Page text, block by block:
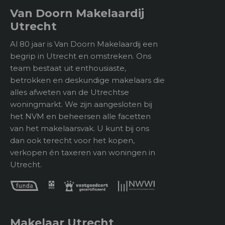
het balkon. Hier geniet je van een prachtig uitzicht
over de groene omgeving en de royale achtertuin,
waardoor de unieke ligging van de woning ook op
deze verdieping direct voelbaar is.
De verzorgde badkamer is voorzien van een douche,
toilet, wastafel en designradiator.
Tweede verdieping:
De tweede verdieping biedt verrassend veel extra
mogelijkheden. Hier bevinden zich een slaapkamer
en een royale hobbyruimte, die zich uitstekend lenen
voor uiteenlopende doeleinden, zoals een
werkruimte, atelier, sportruimte of logeerkamer.
Daarnaast is aan weerszijden volop praktische
bergruimte aanwezig achter de knieschotten, ideaal
andere zaken die je uit het zicht wilt bewaren.
Bergruimte
Soort
Aangebouwd steen
Voorzieningen Voorzien van elektra
Ligging
Parkeer faciliteiten
Op eigen terrein
Ligging
Onderhoud waardering
Van Doorn Makelaardij
Utrecht
Al 80 jaar is Van Doorn Makelaardij een
begrip in Utrecht en omstreken. Ons
team bestaat uit enthousiaste,
betrokken en deskundige makelaars die
alles afweten van de Utrechtse
woningmarkt. We zijn aangesloten bij
het NVM en beheersen alle facetten
van het makelaarsvak. U kunt bij ons
dan ook terecht voor het kopen,
verkopen én taxeren van woningen in
Utrecht.